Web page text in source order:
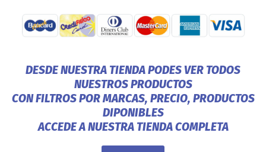
DESDE NUESTRA TIENDA PODES VER TODOS
NUESTROS PRODUCTOS
CON FILTROS POR MARCAS, PRECIO, PRODUCTOS
DIPONIBLES
ACCEDE A NUESTRA TIENDA COMPLETA